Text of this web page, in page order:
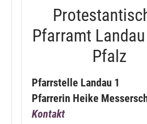
Pfarramt
Pfalz
Pfarrstelle Landau 1
Pfarrerin Heike
Kontakt